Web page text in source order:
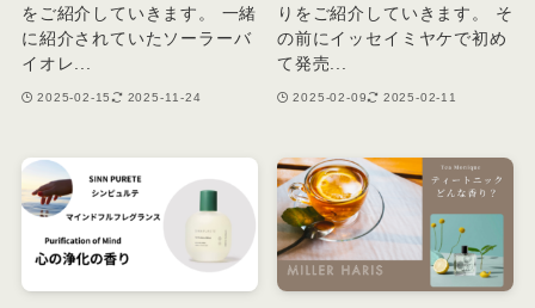
をご紹介していきます。 一緒
に紹介されていたソーラーバ
イオレ...
2025-02-15 2025-11-24
りをご紹介していきます。 そ
の前にイッセイミヤケで初め
て発売...
2025-02-09 2025-02-11